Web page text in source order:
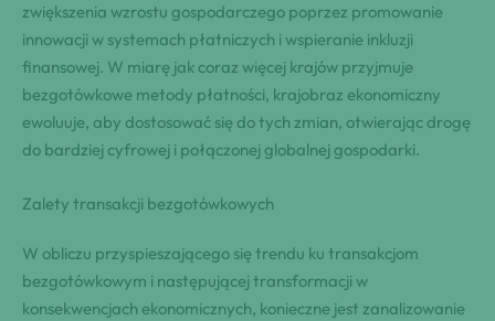
zwiększenia wzrostu gospodarczego poprzez promowanie
innowacji w systemach płatniczych i wspieranie inkluzji
finansowej. W miarę jak coraz więcej krajów przyjmuje
bezgotówkowe metody płatności, krajobraz ekonomiczny
ewoluuje, aby dostosować się do tych zmian, otwierając drogę
do bardziej cyfrowej i połączonej globalnej gospodarki.
Zalety transakcji bezgotówkowych
W obliczu przyspieszającego się trendu ku transakcjom
bezgotówkowym i następującej transformacji w
konsekwencjach ekonomicznych, konieczne jest zanalizowanie